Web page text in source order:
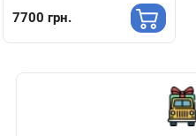
(400х1500х1075мм) горіх
темний
7700 грн.